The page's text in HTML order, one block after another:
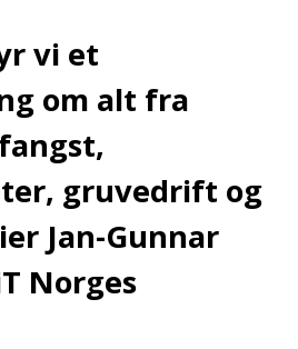
vi et
om alt fra
gruvedrift og
Jan-Gunnar
Norges